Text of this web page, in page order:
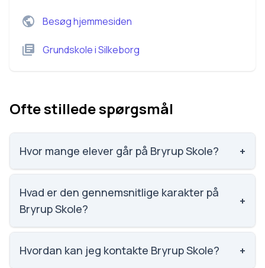
Besøg hjemmesiden
GrundskoleiSilkeborg
Ofte stillede spørgsmål
Hvor mange elever går på Bryrup Skole? +
Bryrup Skole har 263 elever, hvilket gør den til
nummer 1011 ud af 3143 skoler.
Hvad er den gennemsnitlige karakter på
Bryrup Skole?
+
Karaktergennemsnittet på Bryrup Skole er 6.9,
nummer 1002 ud af 3143 skoler.
Hvordan kan jeg kontakte Bryrup Skole? +